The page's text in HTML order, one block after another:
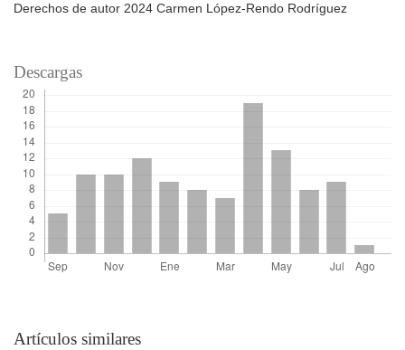
Derechos de autor 2024 Carmen López-Rendo Rodríguez
Descargas
Artículos similares